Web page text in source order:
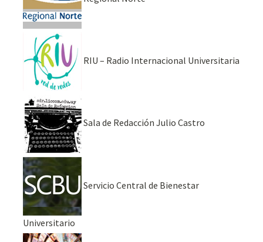
RIU – Radio Internacional Universitaria
Sala de Redacción Julio Castro
Servicio Central de Bienestar
Universitario